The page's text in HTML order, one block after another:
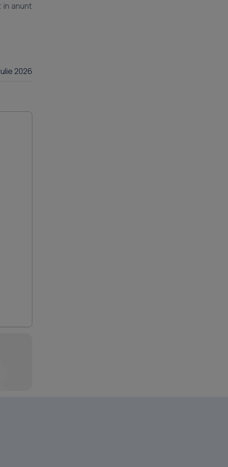
in anunt
2026